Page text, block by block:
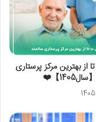
معرفی 10 تا از بهترین مرکز پرستاری
】❤️